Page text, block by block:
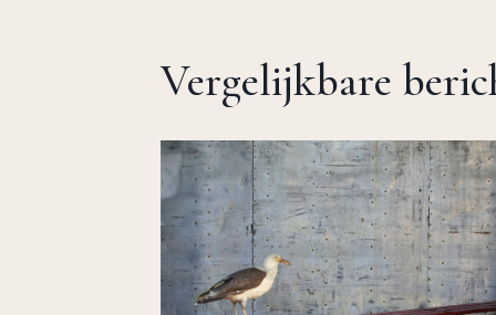
Vergelijkbare